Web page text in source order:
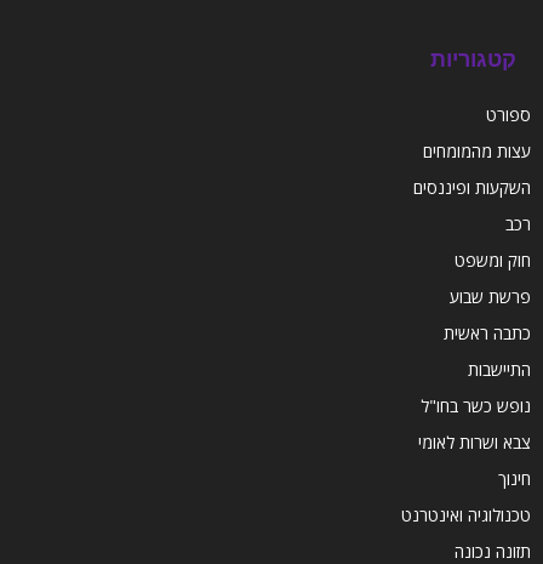
קטגוריות
ספורט
עצות מהמומחים
השקעות ופיננסים
רכב
חוק ומשפט
פרשת שבוע
כתבה ראשית
התיישבות
נופש כשר בחו"ל
צבא ושרות לאומי
חינוך
טכנולוגיה ואינטרנט
תזונה נכונה